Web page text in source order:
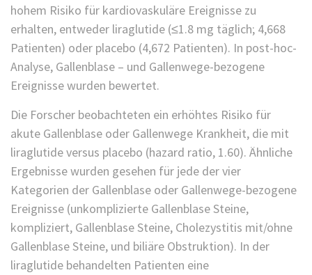
hohem Risiko für kardiovaskuläre Ereignisse zu
erhalten, entweder liraglutide (≤1.8 mg täglich; 4,668
Patienten) oder placebo (4,672 Patienten). In post-hoc-
Analyse, Gallenblase – und Gallenwege-bezogene
Ereignisse wurden bewertet.
Die Forscher beobachteten ein erhöhtes Risiko für
akute Gallenblase oder Gallenwege Krankheit, die mit
liraglutide versus placebo (hazard ratio, 1.60). Ähnliche
Ergebnisse wurden gesehen für jede der vier
Kategorien der Gallenblase oder Gallenwege-bezogene
Ereignisse (unkomplizierte Gallenblase Steine,
kompliziert, Gallenblase Steine, Cholezystitis mit/ohne
Gallenblase Steine, und biliäre Obstruktion). In der
liraglutide behandelten Patienten eine